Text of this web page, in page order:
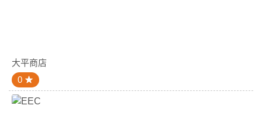
大平商店
0